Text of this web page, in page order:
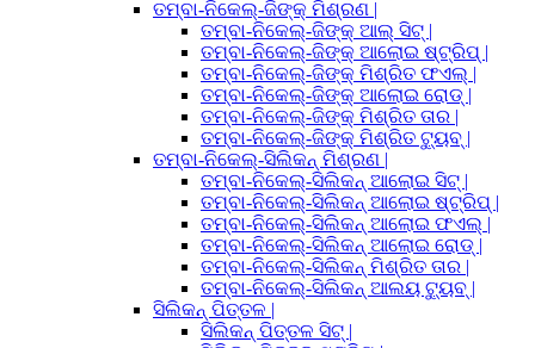
ତମ୍ବା-ନିକେଲ୍-ଜିଙ୍କ୍ ମିଶ୍ରଣ |
ତମ୍ବା-ନିକେଲ୍-ଜିଙ୍କ୍ ଆଲ୍ ସିଟ୍ |
ତମ୍ବା-ନିକେଲ୍-ଜିଙ୍କ୍ ଆଲୋଇ ଷ୍ଟ୍ରିପ୍ |
ତମ୍ବା-ନିକେଲ୍-ଜିଙ୍କ୍ ମିଶ୍ରିତ ଫଏଲ୍ |
ତମ୍ବା-ନିକେଲ୍-ଜିଙ୍କ୍ ଆଲୋଇ ରୋଡ୍ |
ତମ୍ବା-ନିକେଲ୍-ଜିଙ୍କ୍ ମିଶ୍ରିତ ତାର |
ତମ୍ବା-ନିକେଲ୍-ଜିଙ୍କ୍ ମିଶ୍ରିତ ଟ୍ୟୁବ୍ |
ତମ୍ବା-ନିକେଲ୍-ସିଲିକନ୍ ମିଶ୍ରଣ |
ତମ୍ବା-ନିକେଲ୍-ସିଲିକନ୍ ଆଲୋଇ ସିଟ୍ |
ତମ୍ବା-ନିକେଲ୍-ସିଲିକନ୍ ଆଲୋଇ ଷ୍ଟ୍ରିପ୍ |
ତମ୍ବା-ନିକେଲ୍-ସିଲିକନ୍ ଆଲୋଇ ଫଏଲ୍ |
ତମ୍ବା-ନିକେଲ୍-ସିଲିକନ୍ ଆଲୋଇ ରୋଡ୍ |
ତମ୍ବା-ନିକେଲ୍-ସିଲିକନ୍ ମିଶ୍ରିତ ତାର |
ତମ୍ବା-ନିକେଲ୍-ସିଲିକନ୍ ଆଲୟ ଟ୍ୟୁବ୍ |
ସିଲିକନ୍ ପିତ୍ତଳ |
ସିଲିକନ୍ ପିତ୍ତଳ ସିଟ୍ |